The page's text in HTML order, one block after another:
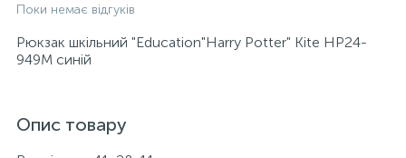
Поки немає відгуків
Рюкзак шкільний "Education"Harry Potter" Kite HP24-
949M синій
Опис товару